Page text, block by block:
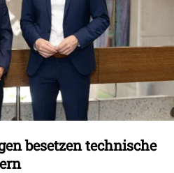
besetzen technische